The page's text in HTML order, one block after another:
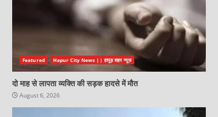
Featured Hapur City News || हापुड़ शहर न्यूज़
दो माह से लापता व्यक्ति की सड़क हादसे में मौत
August 6, 2026